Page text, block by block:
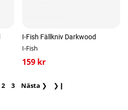
I-Fish Fällkniv Darkwood
I-Fish
159 kr
2 3 Nästa ❯ ❯❙